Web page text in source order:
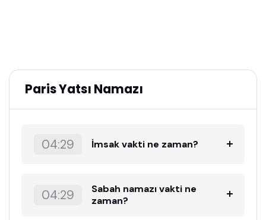
Paris Yatsı Namazı
04:29 İmsak vakti ne zaman?
04:29
Sabah namazı vakti ne
zaman?